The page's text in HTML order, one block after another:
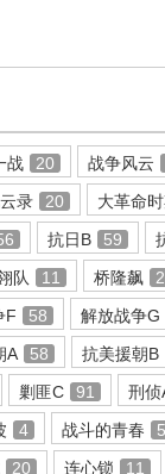
战 20
战争风云
录 20
大革命
抗日B 59
队 11 桥隆飙
F 58
解放战争G
A 58
抗美援朝B
剿匪C 91
刑侦
4 战斗的青春
5
20 连心锁
11